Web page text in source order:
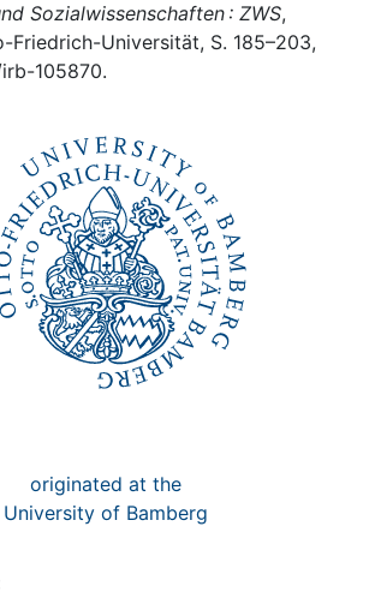
Sozialwissenschaften : ZWS,
Friedrich-Universität, S. 185–203,
105870.
originated at the
University of Bamberg